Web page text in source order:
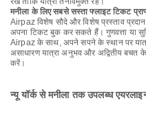
मनीला के लिए सबसे सस्ता फ्लाइट टिकट
Airpaz विशेष सौदे और विशेष प्रस्ताव
अपना टिकट बुक कर सकते हैं। गुणवत्ता या
Airpaz के साथ, अपने सपने के स्थान पर
असाधारण यात्रा अनुभव और अद्वितीय
करें।
न्यू यॉर्क से मनीला तक उपलब्ध